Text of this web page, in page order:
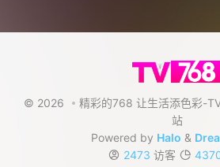
© 2026
精彩的768 让生活添色彩-
站
Powered by Halo &
2473 访客